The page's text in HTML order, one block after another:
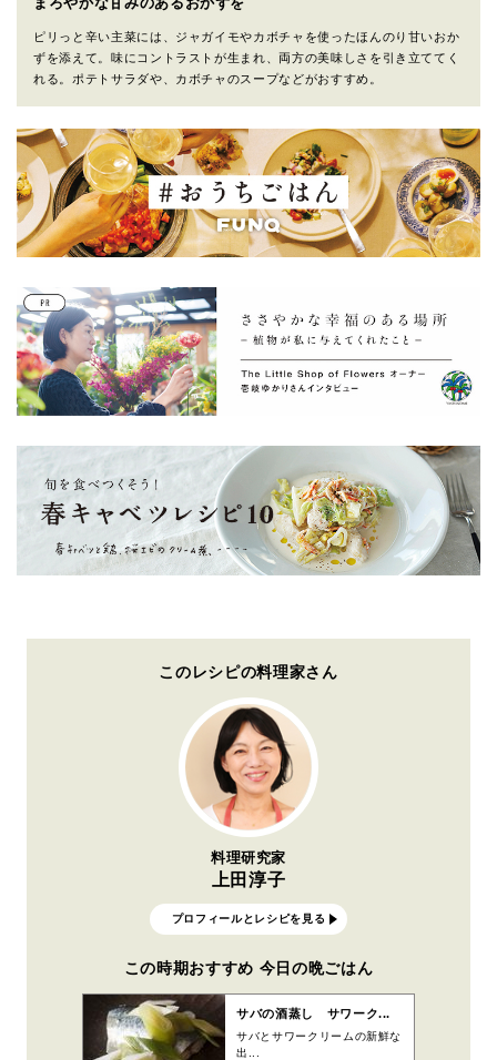
ピリっと辛い主菜には、ジャガイモやカボチャを使ったほんのり甘いおか
ずを添えて。味にコントラストが生まれ、両方の美味しさを引き立ててく
れる。ポテトサラダや、カボチャのスープなどがおすすめ。
このレシピの料理家さん
料理研究家
上田淳子
プロフィールとレシピを見る
この時期おすすめ 今日の晩ごはん
サバの酒蒸し サワーク...
サバとサワークリームの新鮮な
出...